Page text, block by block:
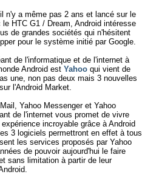
n'y a même pas 2 ans et lancé sur le
le HTC G1 / Dream, Android intéresse
de grandes sociétés qui n'hésitent
pour le système initié par Google.
de l'informatique et de l'internet à
Android est Yahoo qui vient de
une, non pas deux mais 3 nouvelles
l'Android Market.
Yahoo Messenger et Yahoo
de l'internet vous promet de vivre
incroyable grâce à Android
3 logiciels permettront en effet à tous
les services proposés par Yahoo
de pouvoir aujourd'hui le faire
sans limitation à partir de leur